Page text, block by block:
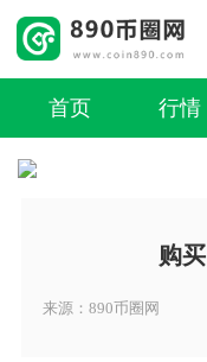
首页 行情
购
来源：890币圈网